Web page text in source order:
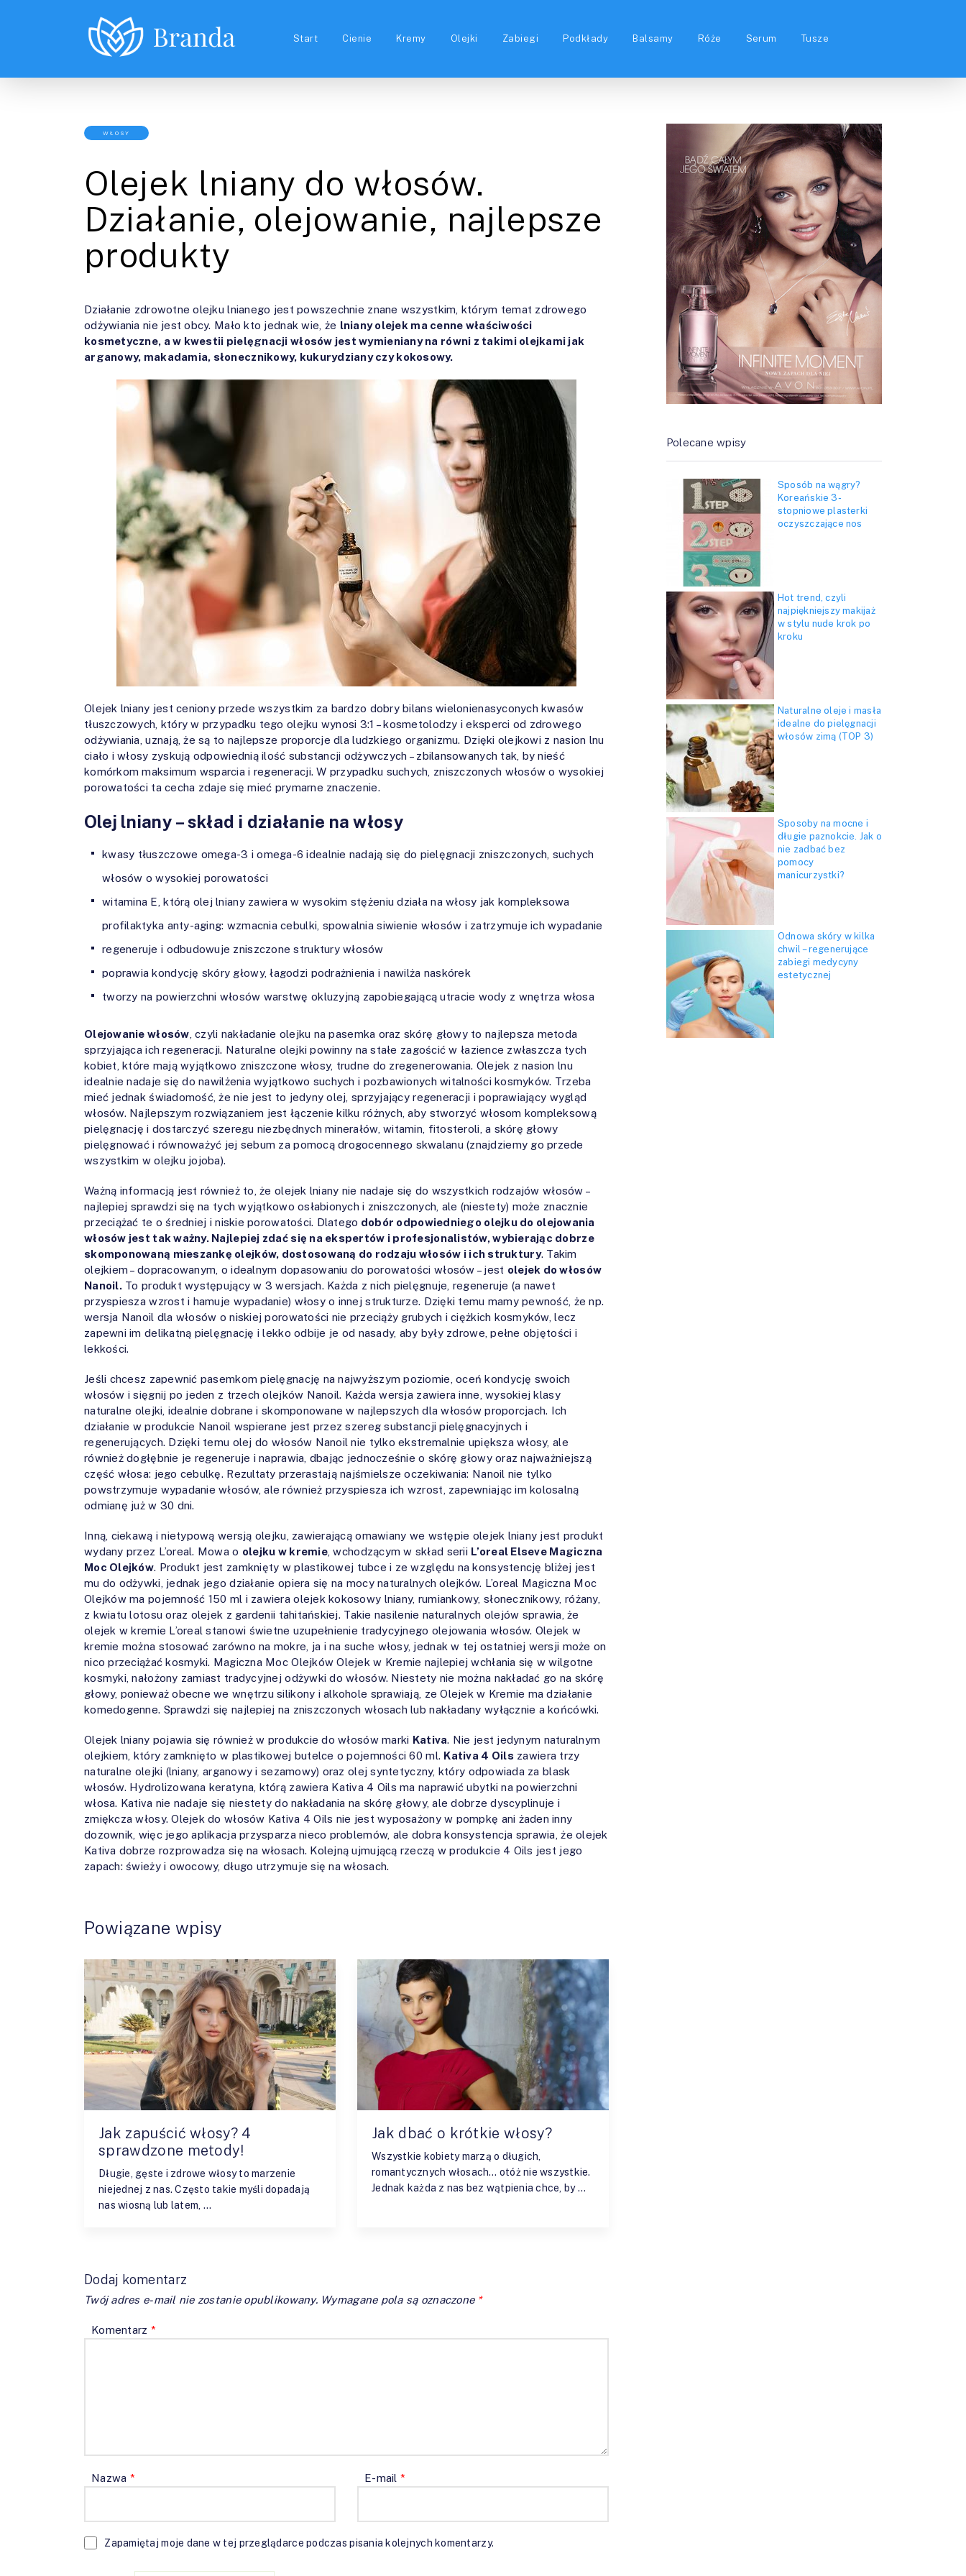
Start Cienie Kremy Olejki Zabiegi Podkłady Balsamy Róże Serum Tusze
WŁOSY
Olejek lniany do włosów.
Działanie, olejowanie, najlepsze
produkty
Działanie zdrowotne olejku lnianego jest powszechnie znane wszystkim, którym temat zdrowego
odżywiania nie jest obcy. Mało kto jednak wie, że lniany olejek ma cenne właściwości
kosmetyczne, a w kwestii pielęgnacji włosów jest wymieniany na równi z takimi olejkami jak
arganowy, makadamia, słonecznikowy, kukurydziany czy kokosowy.
Olejek lniany jest ceniony przede wszystkim za bardzo dobry bilans wielonienasyconych kwasów
tłuszczowych, który w przypadku tego olejku wynosi 3:1 – kosmetolodzy i eksperci od zdrowego
odżywiania, uznają, że są to najlepsze proporcje dla ludzkiego organizmu. Dzięki olejkowi z nasion lnu
ciało i włosy zyskują odpowiednią ilość substancji odżywczych – zbilansowanych tak, by nieść
komórkom maksimum wsparcia i regeneracji. W przypadku suchych, zniszczonych włosów o wysokiej
porowatości ta cecha zdaje się mieć prymarne znaczenie.
Olej lniany – skład i działanie na włosy
kwasy tłuszczowe omega-3 i omega-6 idealnie nadają się do pielęgnacji zniszczonych, suchych
włosów o wysokiej porowatości
witamina E, którą olej lniany zawiera w wysokim stężeniu działa na włosy jak kompleksowa
profilaktyka anty-aging: wzmacnia cebulki, spowalnia siwienie włosów i zatrzymuje ich wypadanie
regeneruje i odbudowuje zniszczone struktury włosów
poprawia kondycję skóry głowy, łagodzi podrażnienia i nawilża naskórek
tworzy na powierzchni włosów warstwę okluzyjną zapobiegającą utracie wody z wnętrza włosa
Olejowanie włosów , czyli nakładanie olejku na pasemka oraz skórę głowy to najlepsza metoda
sprzyjająca ich regeneracji. Naturalne olejki powinny na stałe zagościć w łazience zwłaszcza tych
kobiet, które mają wyjątkowo zniszczone włosy, trudne do zregenerowania. Olejek z nasion lnu
idealnie nadaje się do nawilżenia wyjątkowo suchych i pozbawionych witalności kosmyków. Trzeba
mieć jednak świadomość, że nie jest to jedyny olej, sprzyjający regeneracji i poprawiający wygląd
włosów. Najlepszym rozwiązaniem jest łączenie kilku różnych, aby stworzyć włosom kompleksową
pielęgnację i dostarczyć szeregu niezbędnych minerałów, witamin, fitosteroli, a skórę głowy
pielęgnować i równoważyć jej sebum za pomocą drogocennego skwalanu (znajdziemy go przede
wszystkim w olejku jojoba).
Ważną informacją jest również to, że olejek lniany nie nadaje się do wszystkich rodzajów włosów –
najlepiej sprawdzi się na tych wyjątkowo osłabionych i zniszczonych, ale (niestety) może znacznie
przeciążać te o średniej i niskie porowatości. Dlatego dobór odpowiedniego olejku do olejowania
włosów jest tak ważny. Najlepiej zdać się na ekspertów i profesjonalistów, wybierając dobrze
skomponowaną mieszankę olejków, dostosowaną do rodzaju włosów i ich struktury. Takim
olejkiem – dopracowanym, o idealnym dopasowaniu do porowatości włosów – jest olejek do włosów
Nanoil.To produkt występujący w 3 wersjach. Każda z nich pielęgnuje, regeneruje (a nawet
przyspiesza wzrost i hamuje wypadanie) włosy o innej strukturze. Dzięki temu mamy pewność, że np.
wersja Nanoil dla włosów o niskiej porowatości nie przeciąży grubych i ciężkich kosmyków, lecz
zapewni im delikatną pielęgnację i lekko odbije je od nasady, aby były zdrowe, pełne objętości i
lekkości.
Jeśli chcesz zapewnić pasemkom pielęgnację na najwyższym poziomie, oceń kondycję swoich
włosów i sięgnij po jeden z trzech olejków Nanoil. Każda wersja zawiera inne, wysokiej klasy
naturalne olejki, idealnie dobrane i skomponowane w najlepszych dla włosów proporcjach. Ich
działanie w produkcie Nanoil wspierane jest przez szereg substancji pielęgnacyjnych i
regenerujących. Dzięki temu olej do włosów Nanoil nie tylko ekstremalnie upiększa włosy, ale
również dogłębnie je regeneruje i naprawia, dbając jednocześnie o skórę głowy oraz najważniejszą
część włosa: jego cebulkę. Rezultaty przerastają najśmielsze oczekiwania: Nanoil nie tylko
powstrzymuje wypadanie włosów, ale również przyspiesza ich wzrost, zapewniając im kolosalną
odmianę już w 30 dni.
Inną, ciekawą i nietypową wersją olejku, zawierającą omawiany we wstępie olejek lniany jest produkt
wydany przez L’oreal. Mowa o olejku w kremie, wchodzącym w skład serii L’oreal Elseve Magiczna
Moc Olejków. Produkt jest zamknięty w plastikowej tubce i ze względu na konsystencję bliżej jest
mu do odżywki, jednak jego działanie opiera się na mocy naturalnych olejków. L’oreal Magiczna Moc
Olejków ma pojemność 150 ml i zawiera olejek kokosowy lniany, rumiankowy, słonecznikowy, różany,
z kwiatu lotosu oraz olejek z gardenii tahitańskiej. Takie nasilenie naturalnych olejów sprawia, że
olejek w kremie L’oreal stanowi świetne uzupełnienie tradycyjnego olejowania włosów. Olejek w
kremie można stosować zarówno na mokre, ja i na suche włosy, jednak w tej ostatniej wersji może on
nico przeciążać kosmyki. Magiczna Moc Olejków Olejek w Kremie najlepiej wchłania się w wilgotne
kosmyki, nałożony zamiast tradycyjnej odżywki do włosów. Niestety nie można nakładać go na skórę
głowy, ponieważ obecne we wnętrzu silikony i alkohole sprawiają, ze Olejek w Kremie ma działanie
komedogenne. Sprawdzi się najlepiej na zniszczonych włosach lub nakładany wyłącznie a końcówki.
Olejek lniany pojawia się również w produkcie do włosów marki Kativa. Nie jest jedynym naturalnym
olejkiem, który zamknięto w plastikowej butelce o pojemności 60 ml. Kativa 4 Oils zawiera trzy
naturalne olejki (lniany, arganowy i sezamowy) oraz olej syntetyczny, który odpowiada za blask
włosów. Hydrolizowana keratyna, którą zawiera Kativa 4 Oils ma naprawić ubytki na powierzchni
włosa. Kativa nie nadaje się niestety do nakładania na skórę głowy, ale dobrze dyscyplinuje i
zmiękcza włosy. Olejek do włosów Kativa 4 Oils nie jest wyposażony w pompkę ani żaden inny
dozownik, więc jego aplikacja przysparza nieco problemów, ale dobra konsystencja sprawia, że olejek
Kativa dobrze rozprowadza się na włosach. Kolejną ujmującą rzeczą w produkcie 4 Oils jest jego
zapach: świeży i owocowy, długo utrzymuje się na włosach.
Powiązane wpisy
Jak zapuścić włosy? 4
sprawdzone metody!
Długie, gęste i zdrowe włosy to marzenie
niejednej z nas. Często takie myśli dopadają
nas wiosną lub latem, …
Jak dbać o krótkie włosy?
Wszystkie kobiety marzą o długich,
romantycznych włosach… otóż nie wszystkie.
Jednak każda z nas bez wątpienia chce, by …
Dodaj komentarz
Twój adres e-mail nie zostanie opublikowany. Wymagane pola są oznaczone *
Komentarz *
Nazwa * E-mail *
Zapamiętaj moje dane w tej przeglądarce podczas pisania kolejnych komentarzy.
Polecane wpisy
Sposób na wągry?
Koreańskie 3-
stopniowe plasterki
oczyszczające nos
Hot trend, czyli
najpiękniejszy makijaż
w stylu nude krok po
kroku
Naturalne oleje i masła
idealne do pielęgnacji
włosów zimą (TOP 3)
Sposoby na mocne i
długie paznokcie. Jak o
nie zadbać bez
pomocy
manicurzystki?
Odnowa skóry w kilka
chwil – regenerujące
zabiegi medycyny
estetycznej